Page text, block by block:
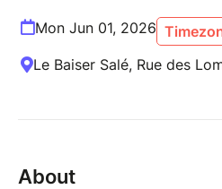
Mon Jun 01, 2026
Le Baiser Salé, Rue des
About